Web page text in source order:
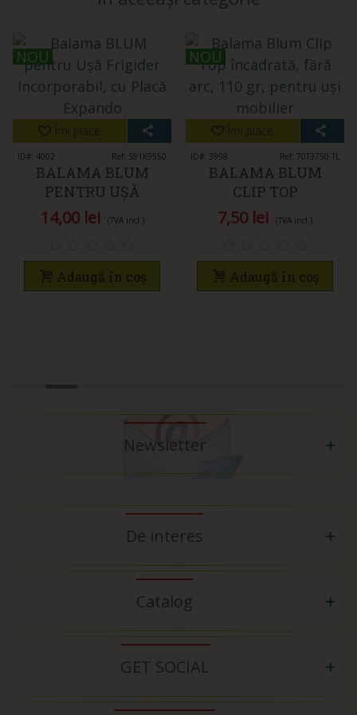
NOU
NOU
ID#: 4002 Ref: S91K9550
BALAMA BLUM
PENTRU UȘĂ
FRIGIDER
INCORPORABIL, CU
14,00 lei (TVA incl.)
Adaugă în coș
NOU
NOU
ID#: 3998 Ref: 70T3750.TL
BALAMA BLUM
CLIP TOP
ÎNCADRATĂ, FĂRĂ
ARC, 110 GR, PENTRU
7,50 lei (TVA incl.)
Adaugă în coș
Newsletter
De interes
Catalog
GET SOCIAL